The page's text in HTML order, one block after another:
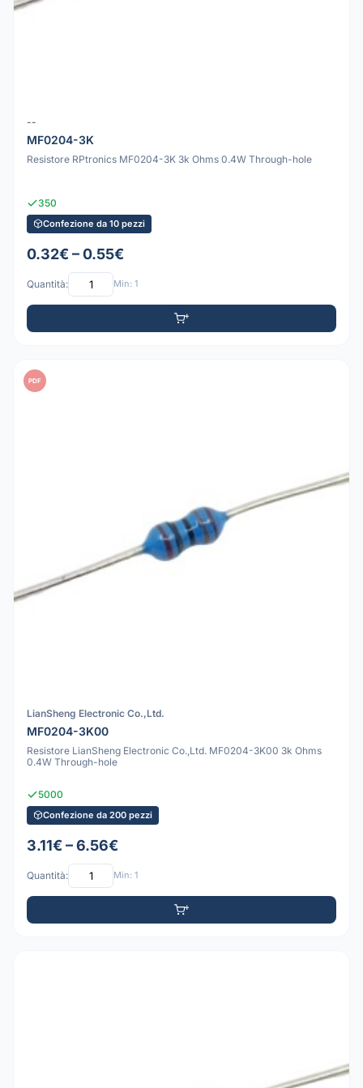
--
MF0204-3K
Resistore RPtronics MF0204-3K 3k Ohms 0.4W Through-hole
350
Confezione da 10 pezzi
0.32€ – 0.55€
Quantità: Min: 1
PDF
LianSheng Electronic Co.,Ltd.
MF0204-3K00
Resistore LianSheng Electronic Co.,Ltd. MF0204-3K00 3k Ohms
0.4W Through-hole
5000
Confezione da 200 pezzi
3.11€ – 6.56€
Quantità: Min: 1